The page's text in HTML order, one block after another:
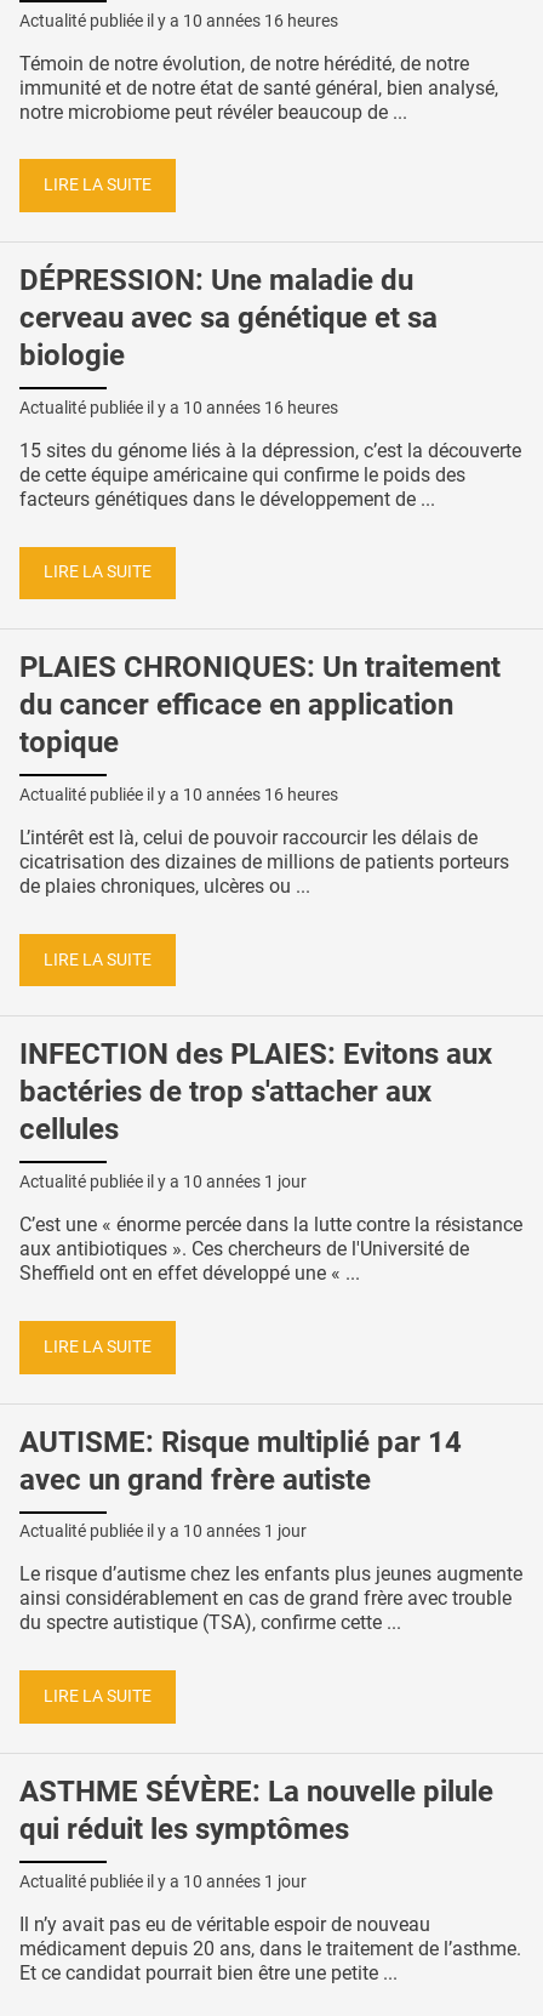
Actualité publiée il y a 10 années 16 heures
Témoin de notre évolution, de notre hérédité, de notre
immunité et de notre état de santé général, bien analysé,
notre microbiome peut révéler beaucoup de ...
LIRE LA SUITE
DÉPRESSION: Une maladie du
cerveau avec sa génétique et sa
biologie
Actualité publiée il y a 10 années 16 heures
15 sites du génome liés à la dépression, c’est la découverte
de cette équipe américaine qui confirme le poids des
facteurs génétiques dans le développement de ...
LIRE LA SUITE
PLAIES CHRONIQUES: Un traitement
du cancer efficace en application
topique
Actualité publiée il y a 10 années 16 heures
L’intérêt est là, celui de pouvoir raccourcir les délais de
cicatrisation des dizaines de millions de patients porteurs
de plaies chroniques, ulcères ou ...
LIRE LA SUITE
INFECTION des PLAIES: Evitons aux
bactéries de trop s'attacher aux
cellules
Actualité publiée il y a 10 années 1 jour
C’est une « énorme percée dans la lutte contre la résistance
aux antibiotiques ». Ces chercheurs de l'Université de
Sheffield ont en effet développé une « ...
LIRE LA SUITE
AUTISME: Risque multiplié par 14
avec un grand frère autiste
Actualité publiée il y a 10 années 1 jour
Le risque d’autisme chez les enfants plus jeunes augmente
ainsi considérablement en cas de grand frère avec trouble
du spectre autistique (TSA), confirme cette ...
LIRE LA SUITE
ASTHME SÉVÈRE: La nouvelle pilule
qui réduit les symptômes
Actualité publiée il y a 10 années 1 jour
Il n’y avait pas eu de véritable espoir de nouveau
médicament depuis 20 ans, dans le traitement de l’asthme.
Et ce candidat pourrait bien être une petite ...